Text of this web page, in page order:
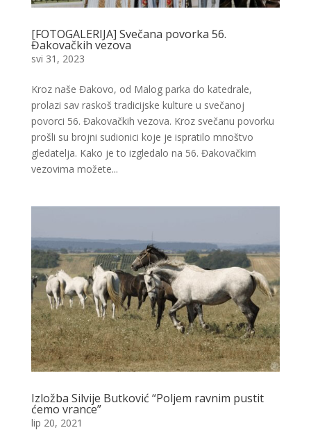
[FOTOGALERIJA] Svečana povorka 56.
Đakovačkih vezova
svi 31, 2023
Kroz naše Đakovo, od Malog parka do katedrale,
prolazi sav raskoš tradicijske kulture u svečanoj
povorci 56. Đakovačkih vezova. Kroz svečanu povorku
prošli su brojni sudionici koje je ispratilo mnoštvo
gledatelja. Kako je to izgledalo na 56. Đakovačkim
vezovima možete...
Izložba Silvije Butković “Poljem ravnim pustit
ćemo vrance”
lip 20, 2021